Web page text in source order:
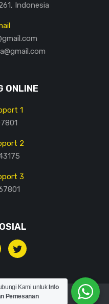
Indonesia
ONLINE
1
2
3
reserved.
Kami untuk Info
Pemesanan